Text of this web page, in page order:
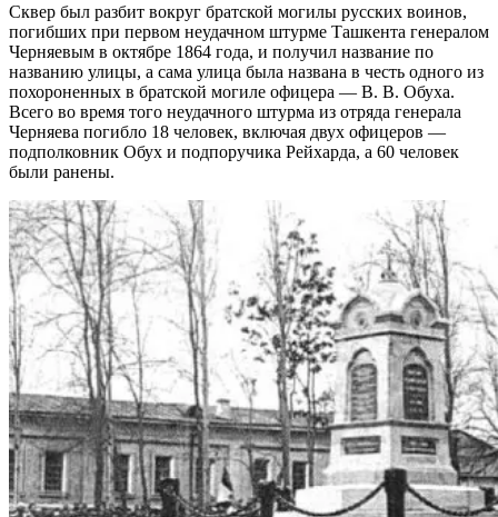
Сквер был разбит вокруг братской могилы русских воинов,
погибших при первом неудачном штурме Ташкента генералом
Черняевым в октябре 1864 года, и получил название по
названию улицы, а сама улица была названа в честь одного из
похороненных в братской могиле офицера — В. В. Обуха.
Всего во время того неудачного штурма из отряда генерала
Черняева погибло 18 человек, включая двух офицеров —
подполковник Обух и подпоручика Рейхарда, а 60 человек
были ранены.